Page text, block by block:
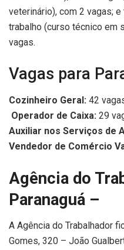
veterinário), com 2 vagas;
trabalho (curso técnico em
vagas.
Vagas para
Cozinheiro Geral: 42
Operador de Caixa: 29
Auxiliar nos Serviços de
Vendedor de Comércio
Agência do
Paranaguá –
A Agência do Trabalhador
Gomes, 320 – João